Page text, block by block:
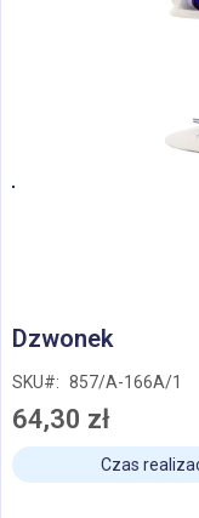
na
galerii
Dzwonek
SKU 857/A-166A/1
64,30 zł
Czas